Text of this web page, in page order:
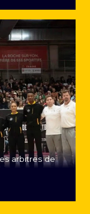
arbitres de